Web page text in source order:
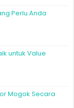
Perlu Anda
untuk Value
Mogok Secara